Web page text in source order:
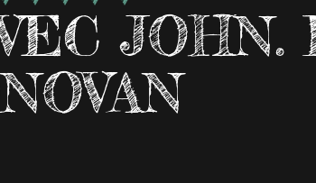
JOHN.